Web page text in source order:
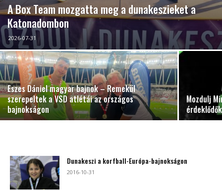
A Box Team mozgatta meg a dunakeszieket a
Katonadombon
2026-07-31
Eszes Dániel magyar bajnok – Remekül
szerepeltek a VSD atlétái az országos
bajnokságon
Mozdulj
Dunakeszi a korfball-Európa-bajnokságon
2016-10-31